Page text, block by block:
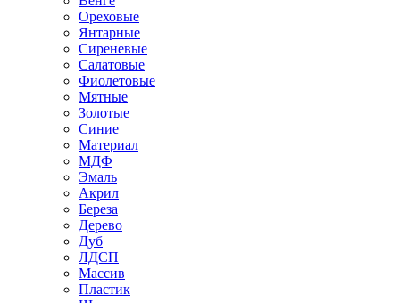
Ореховые
Янтарные
Сиреневые
Салатовые
Фиолетовые
Мятные
Золотые
Синие
Материал
МДФ
Эмаль
Акрил
Береза
Дерево
Дуб
ЛДСП
Массив
Пластик